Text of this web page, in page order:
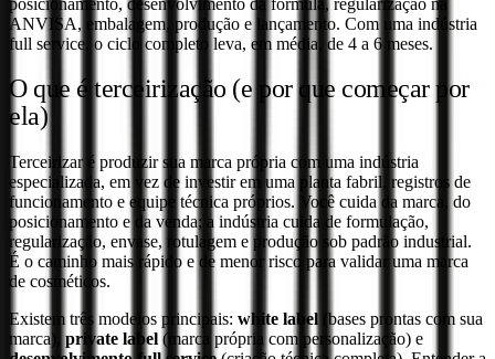
ANVISA, embalagem, produção e lançamento. Com uma indústria
full service, o ciclo completo leva, em média, de 4 a 6 meses.
O que é terceirização (e por que começar por
ela)
Terceirizar é produzir sua marca própria com uma indústria
especializada, em vez de investir em uma planta fabril, registros de
funcionamento e equipe técnica próprios. Você cuida da marca, do
posicionamento e da venda; a indústria cuida de formulação,
regularização, envase, rotulagem e produção sob padrão industrial.
É o caminho mais rápido e de menor risco para validar uma marca
de cosméticos.
Existem três modelos principais: white label (bases prontas com sua
marca), private label (marca própria com personalização) e